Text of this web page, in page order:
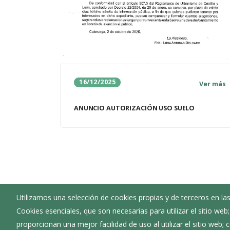
16/12/2025 Ver más
ANUNCIO AUTORIZACIÓN USO SUELO
Utilizamos una selección de cookies propias y de terceros en
Cookies esenciales, que son necesarias para utilizar el sitio
proporcionan una mejor facilidad de uso al utilizar el sitio web;
Ayuntamiento de Caleruega
Calle Excelentísima Diputación, 4 - 09451